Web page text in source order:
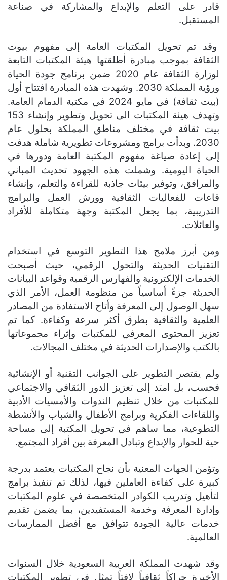
قادر على التعلم والإبداع والمشاركة في صناعة
المستقبل.
وقد تم تحويل المكتبات العامة إلى مفهوم بيوت
الثقافة بموجب مبادرة أطلقتها هيئة المكتبات التابعة
لوزارة الثقافة عام 2020 ضمن برنامج جودة الحياة
ورؤية المملكة 2030. وشهدت هذه المبادرة افتتاح أول
(بيت ثقافة) في مايو 2024 في مكتبة الدمام العامة.
وتهدف هيئة المكتبات الى تحويل وتطوير وإنشاء 153
بيت ثقافة في مختلف مناطق المملكة بحلول عام
2030. وبدأت برامج ومشروعات تطويرية شاملة هدفت
إلى إعادة صياغة مفهوم المكتبة العامة ودورها في
الحياة اليومية. وشملت هذه الجهود تحديث المباني
والمرافق، وتوفير بيئات جاذبة للقراءة والتعلم، وإنشاء
قاعات للفعاليات الثقافية وورش العمل والبرامج
التدريبية، بما يجعل المكتبة وجهة متكاملة للأفراد
والعائلات.
ومن أبرز ملامح هذا التطوير التوسع في استخدام
التقنيات الحديثة والتحول الرقمي، حيث أصبحت
الخدمات الإلكترونية والفهارس الرقمية وقواعد البيانات
الحديثة جزءً أساسياً من منظومة العمل، الأمر الذي
سهل الوصول إلى المعرفة وأتاح الاستفادة من المصادر
العلمية والثقافية بطرق أكثر سرعة وكفاءة. كما تم
تعزيز المحتوى المعرفي للمكتبات وإثراء مجموعاتها
بالكتب والإصدارات الحديثة في مختلف المجالات.
ولم يقتصر التطوير على الجوانب التقنية أو الإنشائية
فحسب، بل امتد إلى تعزيز الدور الثقافي والاجتماعي
للمكتبات من خلال تنظيم الندوات والأمسيات الأدبية
واللقاءات الفكرية وبرامج الأطفال والشباب والأنشطة
التطوعية، مما ساهم في تحويل المكتبة إلى مساحة
حية للحوار والإبداع وتبادل المعرفة بين أفراد المجتمع.
وتؤمن الجهات المعنية بأن نجاح المكتبات يعتمد بدرجة
كبيرة على كفاءة العاملين فيها، لذلك تم تنفيذ برامج
لتأهيل وتدريب الكوادر المتخصصة في علوم المكتبات
وإدارة المعرفة وخدمة المستفيدين، بما يضمن تقديم
خدمات عالية الجودة تتوافق مع أفضل الممارسات
العالمية.
وقد شهدت المملكة العربية السعودية خلال السنوات
الأخيرة حراكاً ثقافياً لافتاً تمثل في تطوير المكتبات